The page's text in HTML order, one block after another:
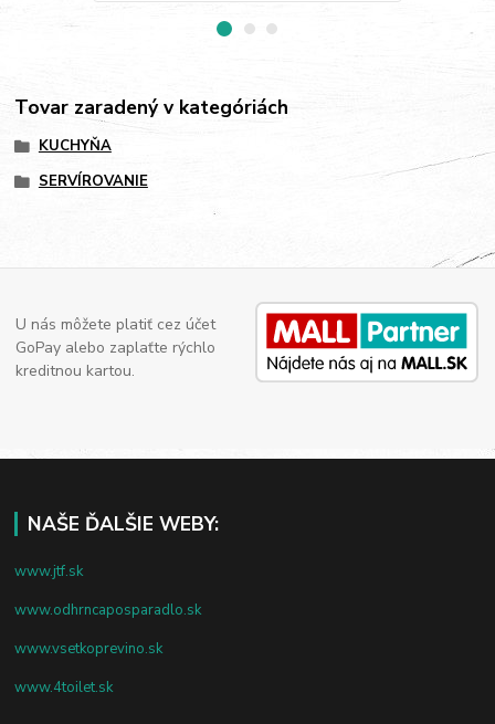
Tovar zaradený v kategóriách
KUCHYŇA
SERVÍROVANIE
U nás môžete platiť cez účet
GoPay alebo zaplaťte rýchlo
kreditnou kartou.
NAŠE ĎALŠIE WEBY:
www.jtf.sk
www.odhrncaposparadlo.sk
www.vsetkoprevino.sk
www.4toilet.sk